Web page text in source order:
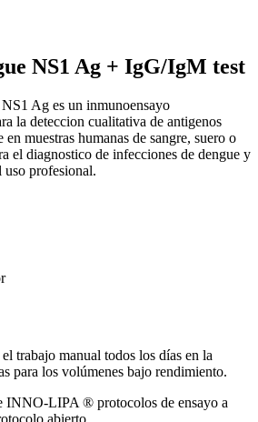
NS1 Ag + IgG/IgM test
Ag es un inmunoensayo
la deteccion cualitativa de antigenos
muestras humanas de sangre, suero o
el diagnostico de infecciones de dengue y
uso profesional.
manual todos los días en la
para los volúmenes bajo rendimiento.
LIPA ® protocolos de ensayo a